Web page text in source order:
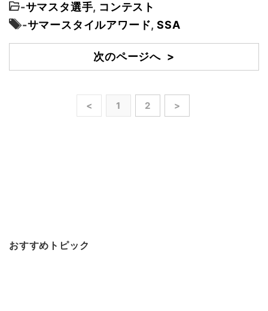
-サマスタ選手, コンテスト
-サマースタイルアワード,SSA
次のページへ >
< 1 2 >
おすすめトピック